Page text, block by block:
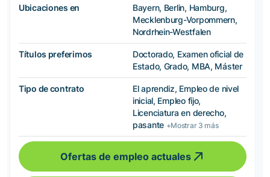
Ubicaciones en
Bayern, Berlin, Hamburg,
Mecklenburg-Vorpommern,
Nordrhein-Westfalen
Títulos preferimos
Doctorado, Examen oficial de
Estado, Grado, MBA, Máster
Tipo de contrato
El aprendiz, Empleo de nivel
inicial, Empleo fijo,
Licenciatura en derecho,
pasante +Mostrar 3 más
Ofertas de empleo actuales